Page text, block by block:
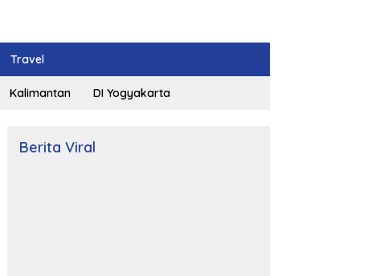
Travel
Kalimantan DI Yogyakarta
Berita Viral